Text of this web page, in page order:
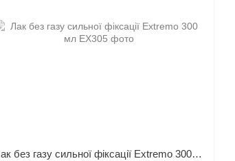
Лак без газу сильної фіксації Extremo 300 мл